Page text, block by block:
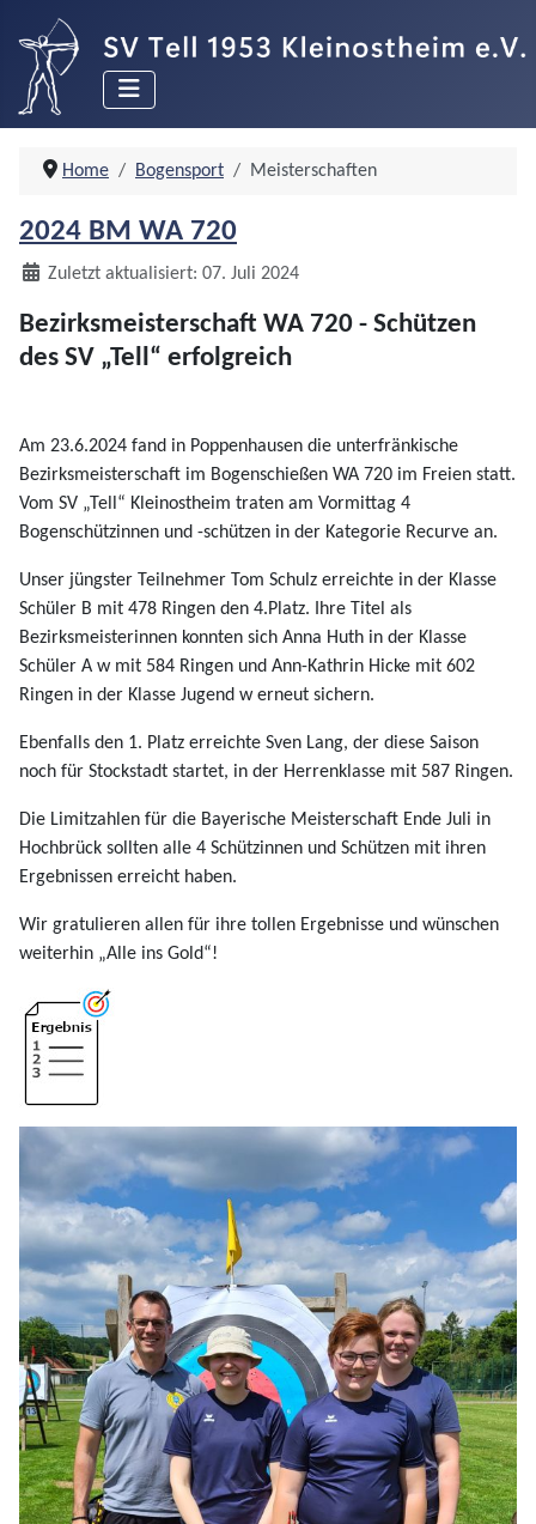
Home Bogensport Meisterschaften
2024 BM WA 720
DetailsZuletzt aktualisiert: 07. Juli 2024
Bezirksmeisterschaft WA 720 - Schützen
des SV „Tell“ erfolgreich
Am 23.6.2024 fand in Poppenhausen die unterfränkische
Bezirksmeisterschaft im Bogenschießen WA 720 im Freien statt.
Vom SV „Tell“ Kleinostheim traten am Vormittag 4
Bogenschützinnen und -schützen in der Kategorie Recurve an.
Unser jüngster Teilnehmer Tom Schulz erreichte in der Klasse
Schüler B mit 478 Ringen den 4.Platz. Ihre Titel als
Bezirksmeisterinnen konnten sich Anna Huth in der Klasse
Schüler A w mit 584 Ringen und Ann-Kathrin Hicke mit 602
Ringen in der Klasse Jugend w erneut sichern.
Ebenfalls den 1. Platz erreichte Sven Lang, der diese Saison
noch für Stockstadt startet, in der Herrenklasse mit 587 Ringen.
Die Limitzahlen für die Bayerische Meisterschaft Ende Juli in
Hochbrück sollten alle 4 Schützinnen und Schützen mit ihren
Ergebnissen erreicht haben.
Wir gratulieren allen für ihre tollen Ergebnisse und wünschen
weiterhin „Alle ins Gold“!